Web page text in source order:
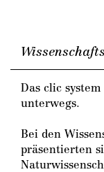
Das clic
unterwegs.
Bei den
präsentierten